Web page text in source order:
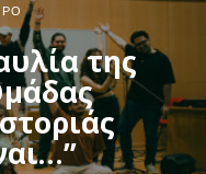
της